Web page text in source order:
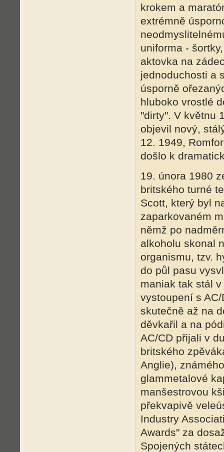
krokem a
extrémně
uniforma -
aktovka na
jednoduchosti a
úsporně
hluboko vrostlé
"dirty". V květnu
objevil nový,
12. 1949,
došlo k
19. února 1980
britského turné
Scott, který byl
zaparkovaném
němž po
alkoholu skonal
organismu, tzv.
do půl pasu
maniak tak stál
vystoupení s
skutečně až na
děvkařil a na
AC/CD přijali v
britského
Anglie),
glammetalové
manšestrovou
překvapivě
Industry
Awards" za
Spojených